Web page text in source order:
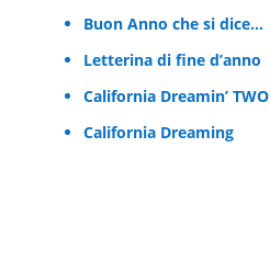
Buon Anno che si dice…
Letterina di fine d’anno
California Dreamin’ TWO
California Dreaming